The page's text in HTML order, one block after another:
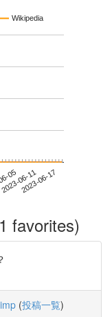
Wikipedia
05
2023-06-112023-06-17
favorites)
(投稿一覧)